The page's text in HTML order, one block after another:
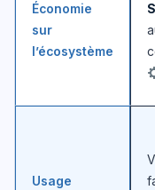
Économie
sur
l’écosystème
Usage